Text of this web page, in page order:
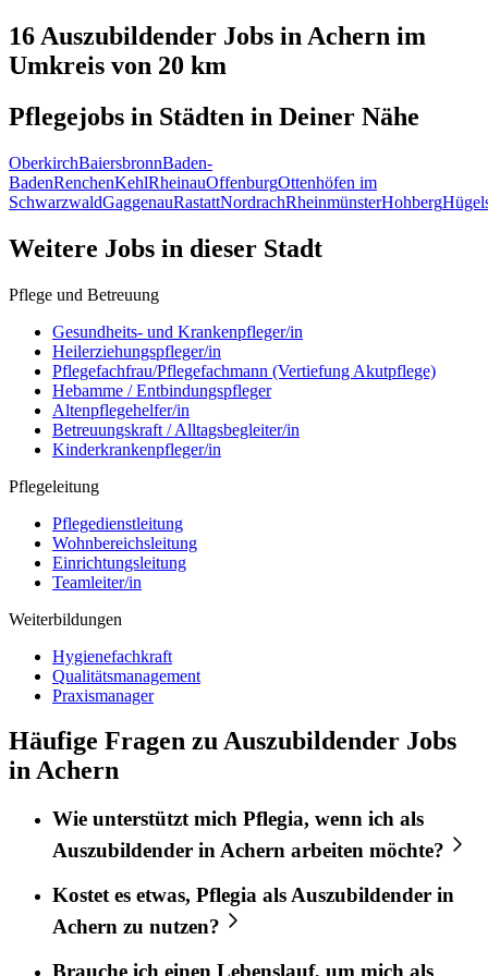
16 Auszubildender Jobs in Achern im
Umkreis von 20 km
Pflegejobs in Städten in Deiner Nähe
OberkirchBaiersbronnBaden-
BadenRenchenKehlRheinauOffenburgOttenhöfen im
SchwarzwaldGaggenauRastattNordrachRheinmünsterHohberg
Weitere Jobs in dieser Stadt
Pflege und Betreuung
Gesundheits- und Krankenpfleger/in
Heilerziehungspfleger/in
Pflegefachfrau/Pflegefachmann (Vertiefung Akutpflege)
Hebamme / Entbindungspfleger
Altenpflegehelfer/in
Betreuungskraft / Alltagsbegleiter/in
Kinderkrankenpfleger/in
Pflegeleitung
Pflegedienstleitung
Wohnbereichsleitung
Einrichtungsleitung
Teamleiter/in
Weiterbildungen
Hygienefachkraft
Qualitätsmanagement
Praxismanager
Häufige Fragen zu Auszubildender Jobs
in Achern
Wie unterstützt mich Pflegia, wenn ich als
Auszubildender inAchern arbeiten möchte?
Kostet es etwas, Pflegia als Auszubildender in
Achern zu nutzen?
Brauche ich einen Lebenslauf, um mich als